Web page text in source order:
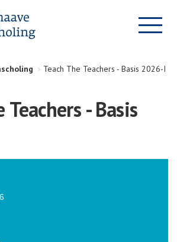
Teach The Teachers - Basis 2026-I
Teachers - Basis